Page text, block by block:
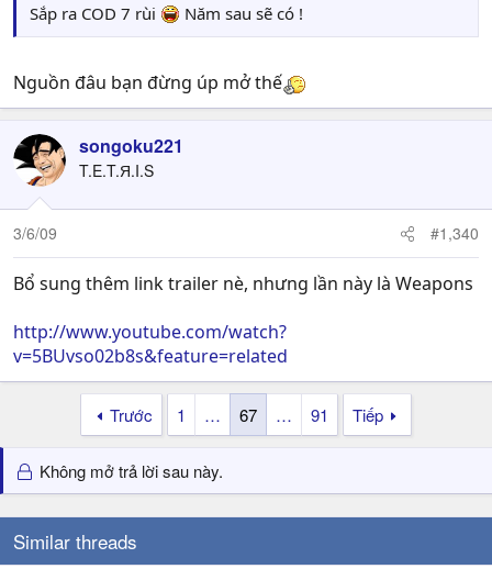
Sắp ra COD 7 rùi Năm sau sẽ có !
Nguồn đâu bạn đừng úp mở thế
songoku221
T.E.T.Я.I.S
3/6/09 #1,340
Bổ sung thêm link trailer nè, nhưng lần này là Weapons
http://www.youtube.com/watch?
v=5BUvso02b8s&feature=related
Trước 1 … 67 … 91 Tiếp
Không mở trả lời sau này.
Similar threads